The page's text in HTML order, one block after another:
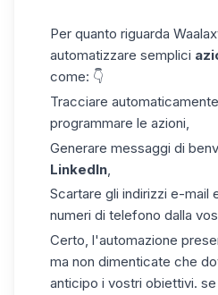
Per quanto riguarda
automatizzare semplici
come: 👇
Tracciare
programmare le azioni
Generare messaggi di
LinkedIn
Scartare gli indirizzi e-mail
numeri di telefono dalla
Certo, l'automazione
ma non dimenticate che
anticipo i vostri obiettivi.